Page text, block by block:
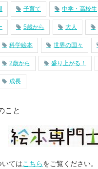
子育て 中学・高校生
5歳から 大人
科学絵本 世界の国々
2歳から 盛り上がる！
成長
こと
いては こちら をご覧ください。